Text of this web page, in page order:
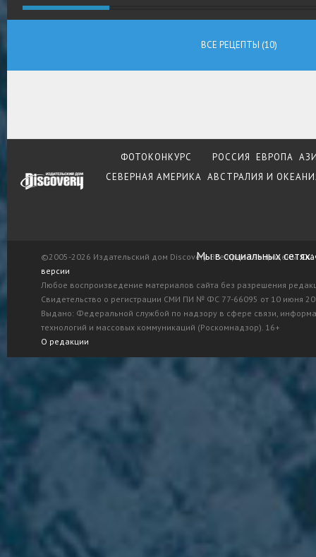
ВСЕ РЕЦЕПТЫ (10)
ФОТОКОНКУРС РОССИЯ ЕВРОПА
СЕВЕРНАЯ АМЕРИКА АВСТРАЛИЯ И
©2005-2026 Издательский дом Discovery. Все права защищены.
версии
Любое воспроизведение материалов сайта без разрешения
Свидетельство о регистрации СМИ ПИ № ФС 77-66095 от 10 июня
Выдано: Федеральной службой по надзору в сфере связи,
технологий и массовых коммуникаций (Роскомнадзор). 16+
О редакции
Мы в социальных сетях: